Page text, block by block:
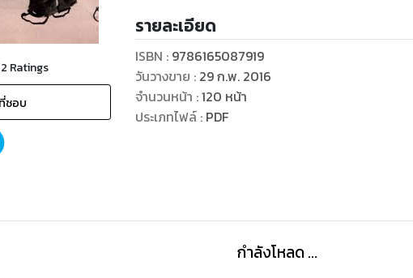
Ratings
ชอบ
เป็นคุณธรรมแห่งดินเป็นวิถีแห่งคน...ถ้าปราศจา
รายละเอียด
ISBN : 9786165087919
วันวางขาย : 29 ก.พ. 2016
จำนวนหน้า :120 หน้า
ประเภทไฟล์: PDF
กำลังโหลด ...